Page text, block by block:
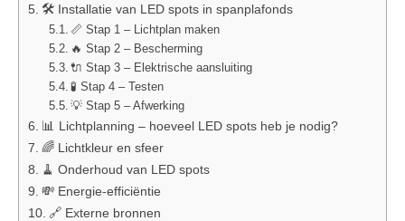
🛠️ Installatie van LED spots in spanplafonds
📏 Stap 1 – Lichtplan maken
🔥 Stap 2 – Bescherming
🔌 Stap 3 – Elektrische aansluiting
🧪 Stap 4 – Testen
💡 Stap 5 – Afwerking
📊 Lichtplanning – hoeveel LED spots heb je nodig?
🌈 Lichtkleur en sfeer
🧹 Onderhoud van LED spots
💸 Energie-efficiëntie
🔗 Externe bronnen